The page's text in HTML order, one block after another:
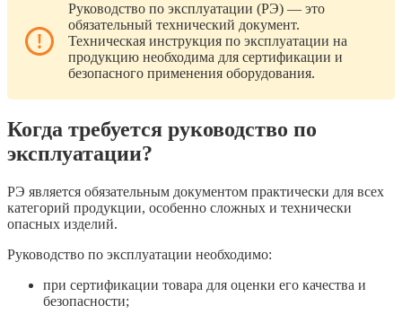
Руководство по эксплуатации (РЭ) — это
обязательный технический документ.
Техническая инструкция по эксплуатации на
продукцию необходима для сертификации и
безопасного применения оборудования.
Когда требуется руководство по
эксплуатации?
РЭ является обязательным документом практически для всех
категорий продукции, особенно сложных и технически
опасных изделий.
Руководство по эксплуатации необходимо:
при сертификации товара для оценки его качества и
безопасности;